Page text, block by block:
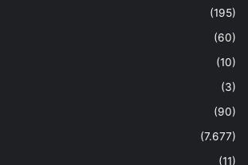
(195)
(60)
(10)
(3)
(90)
(7.677)
(11)